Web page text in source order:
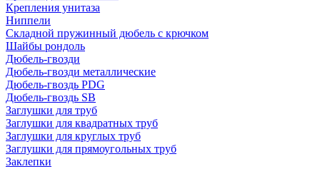
Крепления унитаза
Ниппели
Складной пружинный дюбель с крючком
Шайбы рондоль
Дюбель-гвозди
Дюбель-гвозди металлические
Дюбель-гвоздь PDG
Дюбель-гвоздь SB
Заглушки для труб
Заглушки для квадратных труб
Заглушки для круглых труб
Заглушки для прямоугольных труб
Заклепки